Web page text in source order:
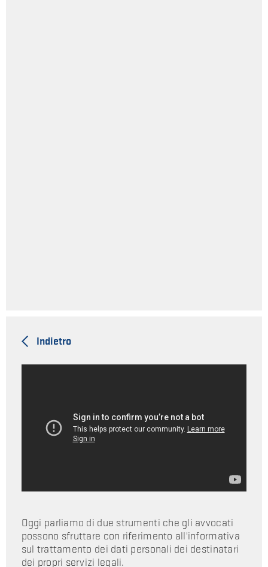
Indietro
Oggi parliamo di due strumenti che gli avvocati
possono sfruttare con riferimento all'informativa
sul trattamento dei dati personali dei destinatari
dei propri servizi legali.